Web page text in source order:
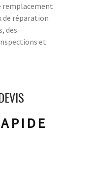
remplacement
de réparation
des
et